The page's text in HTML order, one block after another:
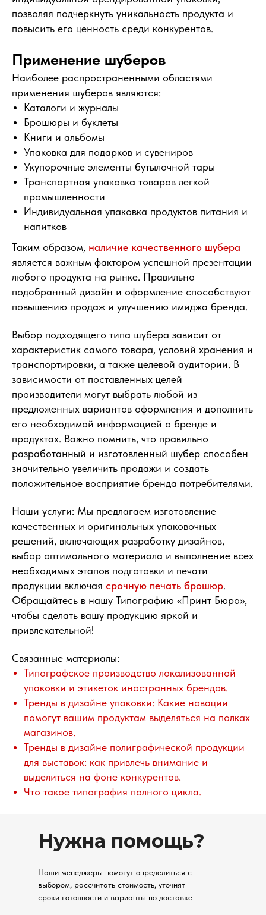
позволяя подчеркнуть уникальность продукта и
повысить его ценность среди конкурентов.
Применение шуберов
Наиболее распространенными областями
применения шуберов являются:
Каталоги и журналы
Брошюры и буклеты
Книги и альбомы
Упаковка для подарков и сувениров
Укупорочные элементы бутылочной тары
Транспортная упаковка товаров легкой
промышленности
Индивидуальная упаковка продуктов питания и
напитков
Таким образом, наличие качественного шубера
является важным фактором успешной презентации
любого продукта на рынке. Правильно
подобранный дизайн и оформление способствуют
повышению продаж и улучшению имиджа бренда.
Выбор подходящего типа шубера зависит от
характеристик самого товара, условий хранения и
транспортировки, а также целевой аудитории. В
зависимости от поставленных целей
производители могут выбрать любой из
предложенных вариантов оформления и дополнить
его необходимой информацией о бренде и
продуктах. Важно помнить, что правильно
разработанный и изготовленный шубер способен
значительно увеличить продажи и создать
положительное восприятие бренда потребителями.
Наши услуги: Мы предлагаем изготовление
качественных и оригинальных упаковочных
решений, включающих разработку дизайнов,
выбор оптимального материала и выполнение всех
необходимых этапов подготовки и печати
продукции включая срочную печать брошюр.
Обращайтесь в нашу Типографию «Принт Бюро»,
чтобы сделать вашу продукцию яркой и
привлекательной!
Связанные материалы:
Типографское производство локализованной
упаковки и этикеток иностранных брендов.
Тренды в дизайне упаковки: Какие новации
помогут вашим продуктам выделяться на полках
магазинов.
Тренды в дизайне полиграфической продукции
для выставок: как привлечь внимание и
выделиться на фоне конкурентов.
Что такое типография полного цикла.
Нужна помощь?
Наши менеджеры помогут определиться с
выбором, рассчитать стоимость, уточнят
сроки готовности и варианты по доставке